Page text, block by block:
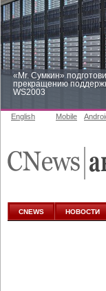
«Mr. Сумкин»
прекращению
WS2003
аналитике
English Mobile
CNEWS НОВОСТИ